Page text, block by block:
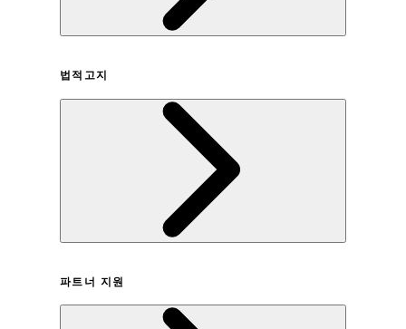
법적고지
개인정보취급방침
파트너 지원